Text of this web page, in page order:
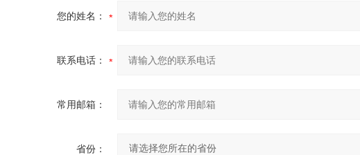
您的姓名：
联系电话：
常用邮箱：
省份：